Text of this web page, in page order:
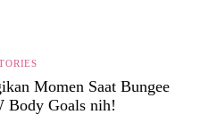
Momen Saat Bungee
Body Goals nih!